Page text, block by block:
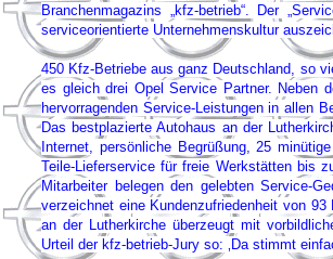
Branchenmagazins „kfz-betrieb“. Der
serviceorientierte Unternehmenskultur
450 Kfz-Betriebe aus ganz Deutschland, so
es gleich drei Opel Service Partner. Neben
hervorragenden Service-Leistungen in allen
Das bestplazierte Autohaus an der
Internet, persönliche Begrüßung, 25
Teile-Lieferservice für freie Werkstätten bis
Mitarbeiter belegen den gelebten Service-
verzeichnet eine Kundenzufriedenheit von
an der Lutherkirche überzeugt mit
Urteil der kfz-betrieb-Jury so: ‚Da stimmt